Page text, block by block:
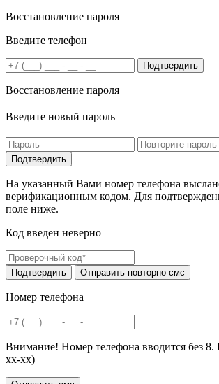
Восстановление пароля
Введите телефон
Подтвердить
Восстановление пароля
Введите новый пароль
На указанный Вами номер телефона
верификационным кодом. Для
поле ниже.
Код введен неверно
Номер телефона
Внимание! Номер телефона вводится без
хх-хх)